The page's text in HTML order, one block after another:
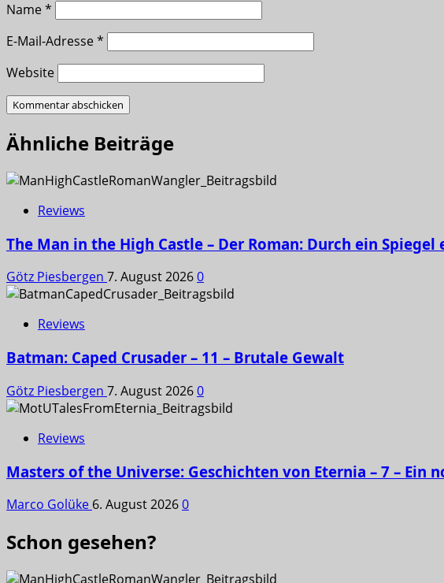
Name*
E-Mail-Adresse*
Website
Ähnliche Beiträge
Reviews
The Man in the High Castle – Der Roman: Durch ein
Götz Piesbergen 7. August 20260
Reviews
Batman: Caped Crusader – 11 – Brutale Gewalt
Götz Piesbergen 7. August 20260
Reviews
Masters of the Universe: Geschichten von Eternia – 7 – Ein
Marco Golüke 6. August 20260
Schon gesehen?